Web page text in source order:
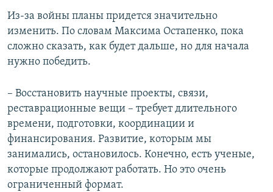
Из-за войны планы придется значительно
изменить. По словам Максима Остапенко, пока
сложно сказать, как будет дальше, но для начала
нужно победить.
– Восстановить научные проекты, связи,
реставрационные вещи – требует длительного
времени, подготовки, координации и
финансирования. Развитие, которым мы
занимались, остановилось. Конечно, есть ученые,
которые продолжают работать. Но это очень
ограниченный формат.